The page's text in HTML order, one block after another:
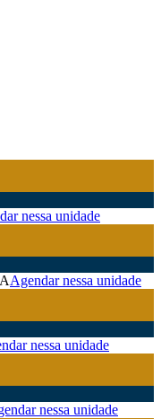
nessa unidade
Agendar nessa unidade
nessa unidade
nessa unidade